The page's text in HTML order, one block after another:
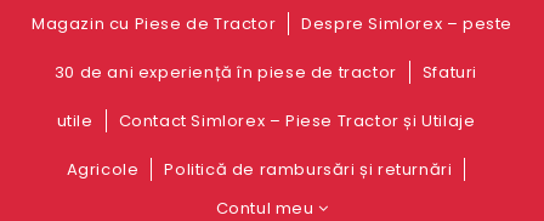
Magazin cu Piese de Tractor Despre Simlorex – peste
30 de ani experiență în piese de tractor Sfaturi
utile Contact Simlorex – Piese Tractor și Utilaje
Agricole
Politică de rambursări și returnări
Contul meu